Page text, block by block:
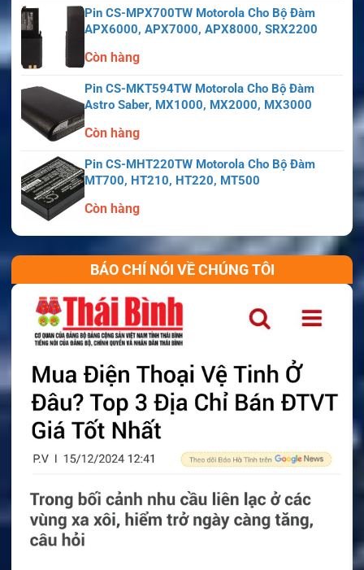
Pin CS-MPX700TW Motorola Cho Bộ Đàm
APX6000, APX7000, APX8000, SRX2200
Còn hàng
Pin CS-MKT594TW Motorola Cho Bộ Đàm
Astro Saber, MX1000, MX2000, MX3000
Còn hàng
Pin CS-MHT220TW Motorola Cho Bộ Đàm
MT700, HT210, HT220, MT500
Còn hàng
BÁO CHÍ NÓI VỀ CHÚNG TÔI